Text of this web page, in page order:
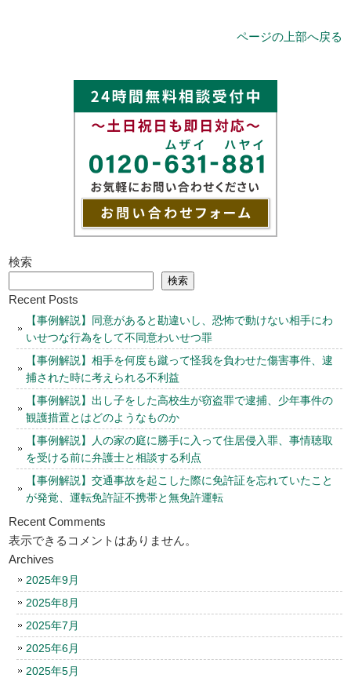
ページの上部へ戻る
検索
検索
Recent Posts
【事例解説】同意があると勘違いし、恐怖で動けない相手にわ
いせつな行為をして不同意わいせつ罪
【事例解説】相手を何度も蹴って怪我を負わせた傷害事件、逮
捕された時に考えられる不利益
【事例解説】出し子をした高校生が窃盗罪で逮捕、少年事件の
観護措置とはどのようなものか
【事例解説】人の家の庭に勝手に入って住居侵入罪、事情聴取
を受ける前に弁護士と相談する利点
【事例解説】交通事故を起こした際に免許証を忘れていたこと
が発覚、運転免許証不携帯と無免許運転
Recent Comments
表示できるコメントはありません。
Archives
2025年9月
2025年8月
2025年7月
2025年6月
2025年5月